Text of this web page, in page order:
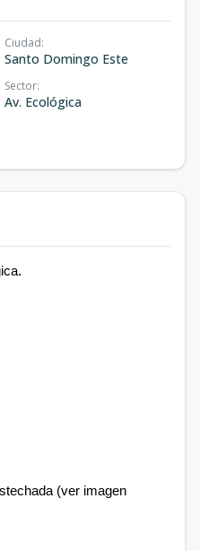
Ciudad:
Santo Domingo Este
Sector:
Av. Ecológica
(ver imagen